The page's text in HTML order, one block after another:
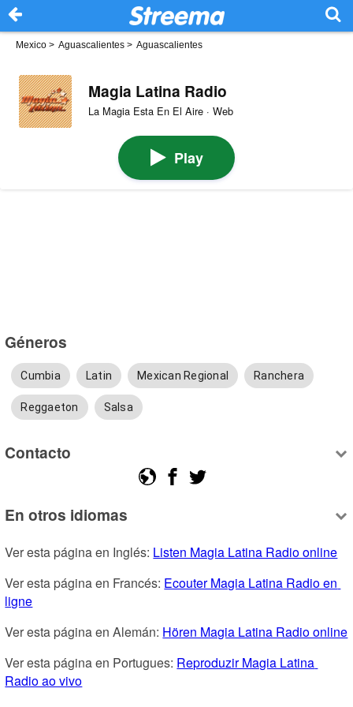
Mexico > Aguascalientes > Aguascalientes
Magia Latina Radio
La Magia Esta En El Aire · Web
Play
Géneros
Cumbia Latin Mexican Regional Ranchera
Reggaeton Salsa
Contacto
En otros idiomas
Ver esta página en Inglés: Listen Magia Latina Radio online
Ver esta página en Francés: Ecouter Magia Latina Radio en
ligne
Ver esta página en Alemán: Hören Magia Latina Radio online
Ver esta página en Portugues: Reproduzir Magia Latina
Radio ao vivo